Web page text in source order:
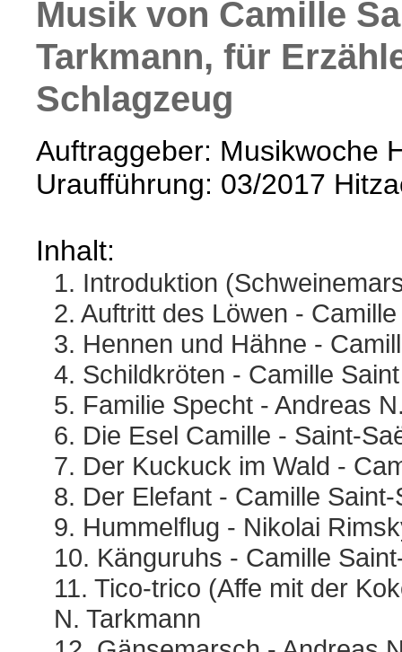
Musik von Camille
Tarkmann, für
Schlagzeug
Auftraggeber: Musikwoche
Uraufführung: 03/2017
Inhalt:
1. Introduktion
2. Auftritt des Löwen -
3. Hennen und Hähne -
4. Schildkröten - Camille
5. Familie Specht - Andreas
6. Die Esel Camille - Saint-
7. Der Kuckuck im Wald -
8. Der Elefant - Camille
9. Hummelflug - Nikolai
10. Känguruhs - Camille
11. Tico-trico (Affe mit der
N. Tarkmann